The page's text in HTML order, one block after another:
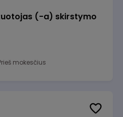
(-a) skirstymo
mokesčius